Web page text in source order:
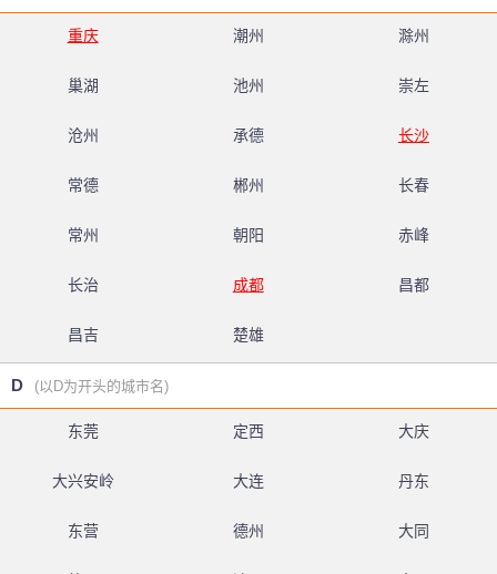
重庆 潮州 滁州
巢湖 池州 崇左
沧州 承德 长沙
常德 郴州 长春
常州 朝阳 赤峰
长治 成都 昌都
昌吉 楚雄
D (以D为开头的城市名)
东莞 定西 大庆
大兴安岭 大连 丹东
东营 德州 大同